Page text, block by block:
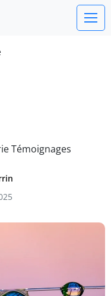
Témoignages